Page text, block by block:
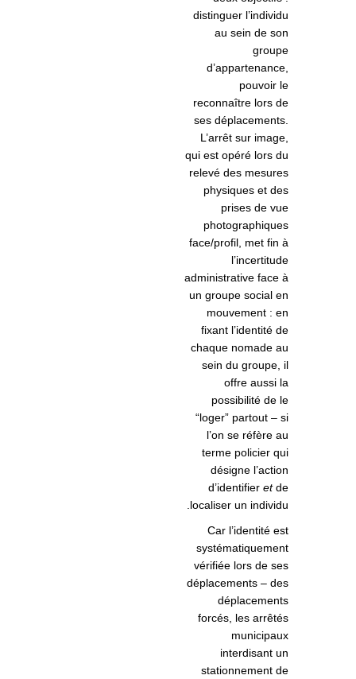
distinguer l’individu
au sein de son
groupe
d’appartenance,
pouvoir le
reconnaître lors de
ses déplacements.
L’arrêt sur image,
qui est opéré lors du
relevé des mesures
physiques et des
prises de vue
photographiques
face/profil, met fin à
l’incertitude
administrative face à
un groupe social en
mouvement : en
fixant l’identité de
chaque nomade au
sein du groupe, il
offre aussi la
possibilité de le
“loger” partout – si
l’on se réfère au
terme policier qui
désigne l’action
d’identifier etde
localiser un individu.
Car l’identité est
systématiquement
vérifiée lors de ses
déplacements – des
déplacements
forcés, les arrêtés
municipaux
interdisant un
stationnement de